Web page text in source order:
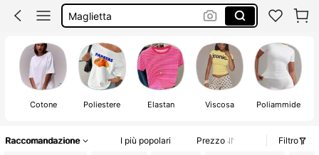
Maglietta
Magliette Donna
Cotone Poliestere Elastan Viscosa Poliammide
Raccomandazione I più popolari Prezzo
Filtro